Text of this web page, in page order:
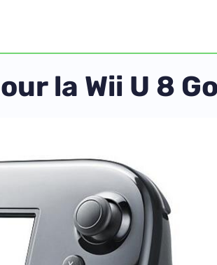
la Wii U 8 Go